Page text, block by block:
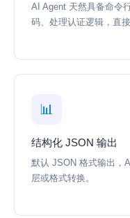
AI Agent 天然具备命令
码、处理认证逻辑，直接
📊
结构化 JSON 输出
默认 JSON 格式输出，
层或格式转换。